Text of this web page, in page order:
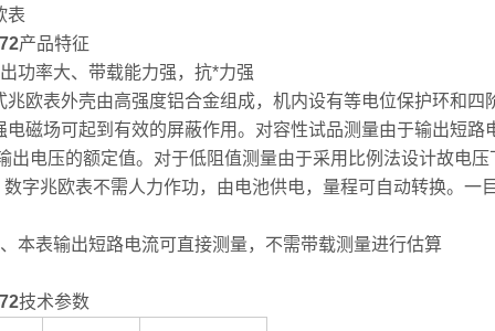
表
产品特征
功率大、带载能力强，抗*力强
兆欧表外壳由高强度铝合金组成，机内设有等电位保护环和四
场可起到有效的屏蔽作用。对容性试品测量由于输出短路
电压的额定值。对于低阻值测量由于采用比例法设计故电压
兆欧表不需人力作功，由电池供电，量程可自动转换。一
输出短路电流可直接测量，不需带载测量进行估算
技术参数